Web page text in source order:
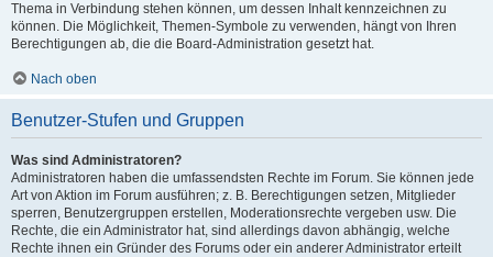
Thema in Verbindung stehen können, um dessen Inhalt kennzeichnen zu
können. Die Möglichkeit, Themen-Symbole zu verwenden, hängt von Ihren
Berechtigungen ab, die die Board-Administration gesetzt hat.
Nach oben
Benutzer-Stufen und Gruppen
Was sind Administratoren?
Administratoren haben die umfassendsten Rechte im Forum. Sie können jede
Art von Aktion im Forum ausführen; z. B. Berechtigungen setzen, Mitglieder
sperren, Benutzergruppen erstellen, Moderationsrechte vergeben usw. Die
Rechte, die ein Administrator hat, sind allerdings davon abhängig, welche
Rechte ihnen ein Gründer des Forums oder ein anderer Administrator erteilt